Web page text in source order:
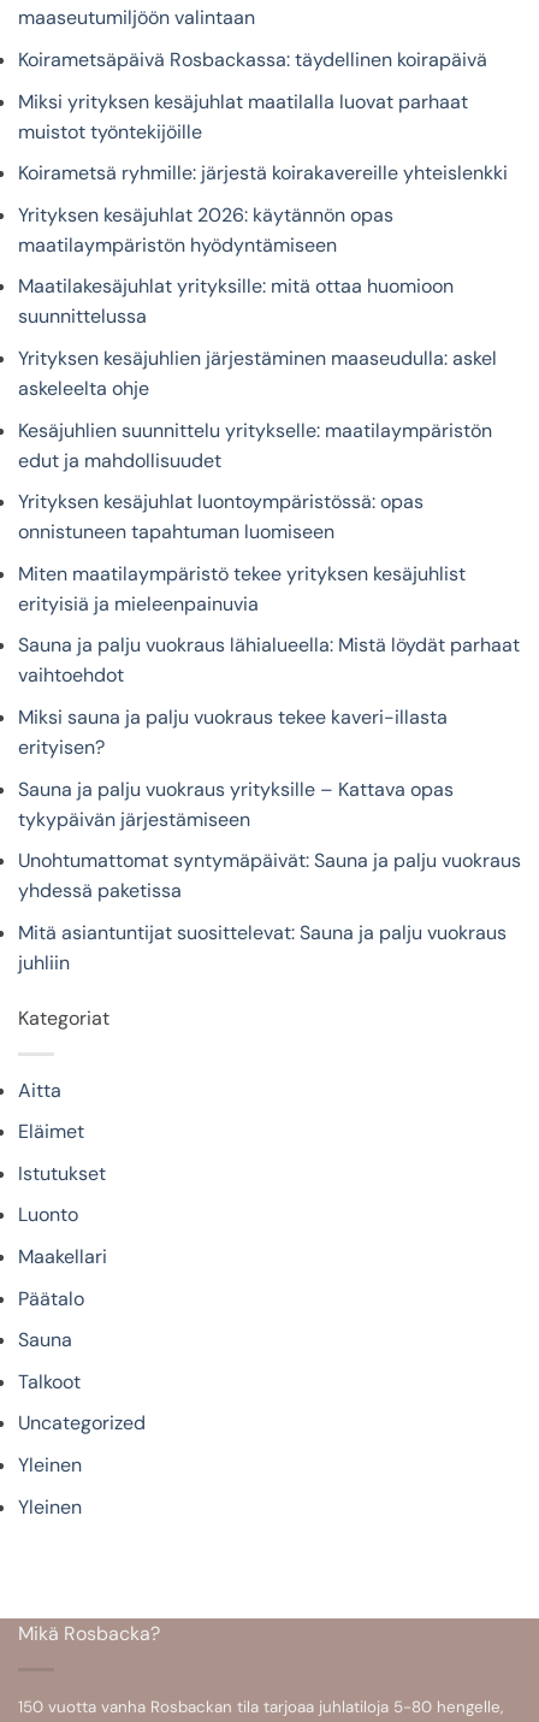
maaseutumiljöön valintaan
Koirametsäpäivä Rosbackassa: täydellinen koirapäivä
Miksi yrityksen kesäjuhlat maatilalla luovat parhaat
muistot työntekijöille
Koirametsä ryhmille: järjestä koirakavereille yhteislenkki
Yrityksen kesäjuhlat 2026: käytännön opas
maatilaympäristön hyödyntämiseen
Maatilakesäjuhlat yrityksille: mitä ottaa huomioon
suunnittelussa
Yrityksen kesäjuhlien järjestäminen maaseudulla: askel
askeleelta ohje
Kesäjuhlien suunnittelu yritykselle: maatilaympäristön
edut ja mahdollisuudet
Yrityksen kesäjuhlat luontoympäristössä: opas
onnistuneen tapahtuman luomiseen
Miten maatilaympäristö tekee yrityksen kesäjuhlist
erityisiä ja mieleenpainuvia
Sauna ja palju vuokraus lähialueella: Mistä löydät parhaat
vaihtoehdot
Miksi sauna ja palju vuokraus tekee kaveri-illasta
erityisen?
Sauna ja palju vuokraus yrityksille – Kattava opas
tykypäivän järjestämiseen
Unohtumattomat syntymäpäivät: Sauna ja palju vuokraus
yhdessä paketissa
Mitä asiantuntijat suosittelevat: Sauna ja palju vuokraus
juhliin
Kategoriat
Aitta
Eläimet
Istutukset
Luonto
Maakellari
Päätalo
Sauna
Talkoot
Uncategorized
Yleinen
Yleinen
Mikä Rosbacka?
150 vuotta vanha Rosbackan tila tarjoaa juhlatiloja 5-80 hengelle,